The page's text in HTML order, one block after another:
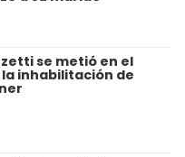
se metió en el
inhabilitación de